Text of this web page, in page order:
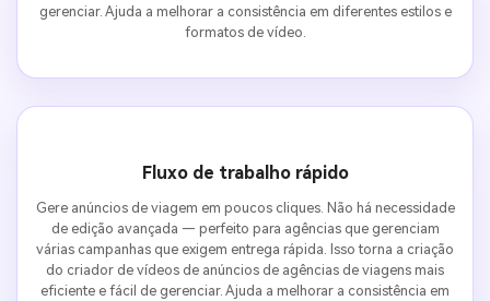
gerenciar. Ajuda a melhorar a consistência em diferentes estilos e
formatos de vídeo.
Fluxo de trabalho rápido
Gere anúncios de viagem em poucos cliques. Não há necessidade
de edição avançada — perfeito para agências que gerenciam
várias campanhas que exigem entrega rápida. Isso torna a criação
do criador de vídeos de anúncios de agências de viagens mais
eficiente e fácil de gerenciar. Ajuda a melhorar a consistência em